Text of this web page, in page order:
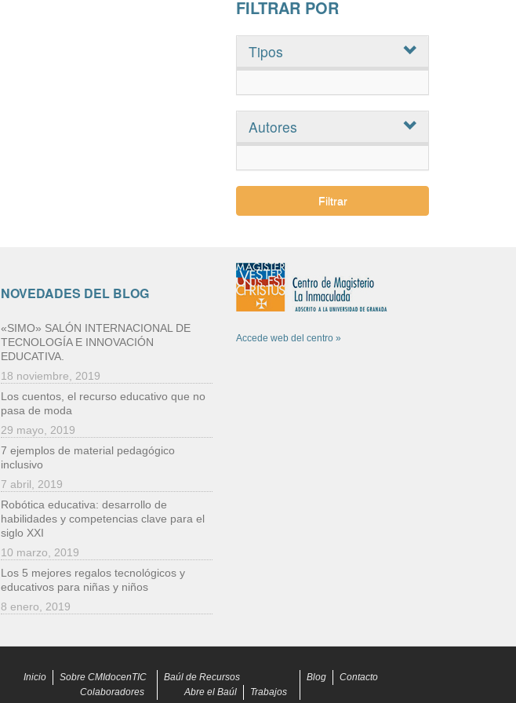
FILTRAR POR
Tipos
Autores
Filtrar
NOVEDADES DEL BLOG
«SIMO» SALÓN INTERNACIONAL DE
TECNOLOGÍA E INNOVACIÓN
EDUCATIVA.
18 noviembre, 2019
Los cuentos, el recurso educativo que no
pasa de moda
29 mayo, 2019
7 ejemplos de material pedagógico
inclusivo
7 abril, 2019
Robótica educativa: desarrollo de
habilidades y competencias clave para el
siglo XXI
10 marzo, 2019
Los 5 mejores regalos tecnológicos y
educativos para niñas y niños
8 enero, 2019
Accede web del centro »
Inicio
Sobre CMIdocenTIC
Colaboradores
Baúl de Recursos
Abre el Baúl
Trabajos
Blog Contacto